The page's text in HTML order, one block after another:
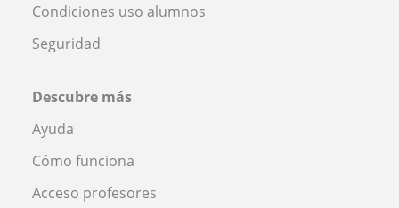
Condiciones uso alumnos
Seguridad
Descubre más
Ayuda
Cómo funciona
Acceso profesores